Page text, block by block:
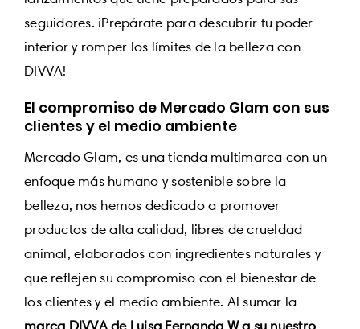
seguidores. ¡Prepárate para descubrir tu poder
interior y romper los límites de la belleza con
DIVVA!
El compromiso de Mercado Glam con sus
clientes y el medio ambiente
Mercado Glam, es una tienda multimarca con un
enfoque más humano y sostenible sobre la
belleza, nos hemos dedicado a promover
productos de alta calidad, libres de crueldad
animal, elaborados con ingredientes naturales y
que reflejen su compromiso con el bienestar de
los clientes y el medio ambiente. Al sumar la